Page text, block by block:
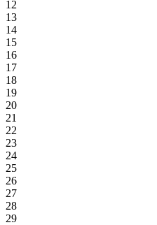
12
13
14
15
16
17
18
19
20
21
22
23
24
25
26
27
28
29